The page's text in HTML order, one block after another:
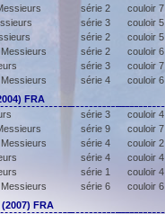
série 2 couloir 7
série 3 couloir 5
série 2 couloir 5
série 2 couloir 6
série 3 couloir 7
série 4 couloir 6
FRA
série 3 couloir 4
série 9 couloir 7
série 4 couloir 2
série 4 couloir 4
série 1 couloir 4
série 6 couloir 6
FRA